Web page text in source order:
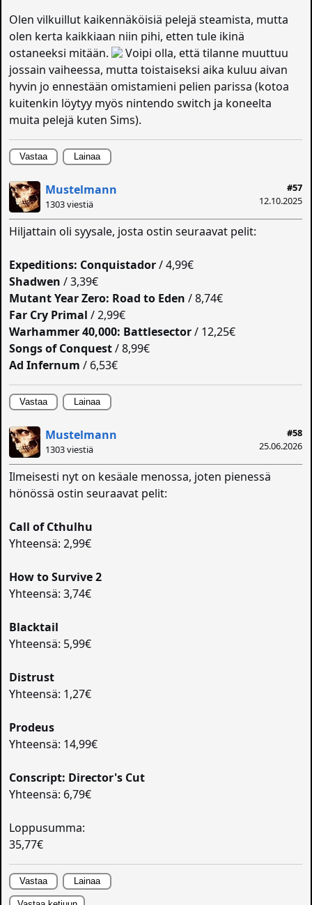
Olen vilkuillut kaikennäköisiä pelejä steamista, mutta
olen kerta kaikkiaan niin pihi, etten tule ikinä
ostaneeksi mitään.
Voipi olla, että tilanne muuttuu
jossain vaiheessa, mutta toistaiseksi aika kuluu aivan
hyvin jo ennestään omistamieni pelien parissa (kotoa
kuitenkin löytyy myös nintendo switch ja koneelta
muita pelejä kuten Sims).
Vastaa Lainaa
#57
12.10.2025
Mustelmann
1303 viestiä
Hiljattain oli syysale, josta ostin seuraavat pelit:
Expeditions: Conquistador/ 4,99€
Shadwen / 3,39€
Mutant Year Zero: Road to Eden / 8,74€
Far Cry Primal / 2,99€
Warhammer 40,000: Battlesector/ 12,25€
Songs of Conquest/ 8,99€
Ad Infernum / 6,53€
Vastaa Lainaa
#58
25.06.2026
Mustelmann
1303 viestiä
Ilmeisesti nyt on kesäale menossa, joten pienessä
hönössä ostin seuraavat pelit:
Call of Cthulhu
Yhteensä: 2,99€
How to Survive 2
Yhteensä: 3,74€
Blacktail
Yhteensä: 5,99€
Distrust
Yhteensä: 1,27€
Prodeus
Yhteensä: 14,99€
Conscript: Director's Cut
Yhteensä: 6,79€
Loppusumma:
35,77€
Vastaa Lainaa